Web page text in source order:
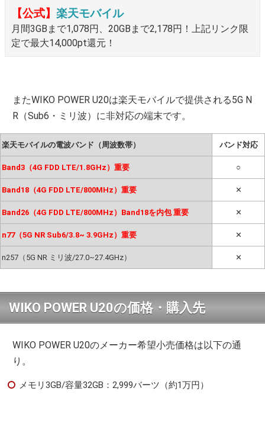
【公式】 楽天モバイル
月間3GBまで1,078円、20GBまで2,178円！上記リンク限
定で最大14,000pt還元！
またWIKO POWER U20は楽天モバイルで提供される5G N
R（Sub6・ミリ波）に非対応の端末です。
楽天モバイルの電波バンド（周波数帯） バンド対応
Band3（4G FDD LTE/1.8GHz）重要 ○
Band18（4G FDD LTE/800MHz）重要 ✕
Band26（4G FDD LTE/800MHz）Band18を内包 重要 ✕
n77（5G NR Sub6/3.8~ 3.9GHz）重要 ✕
n257（5G NR ミリ波/27.0~27.4GHz） ✕
WIKO POWER U20の価格・購入先
WIKO POWER U20のメーカー希望小売価格は以下の通
り。
メモリ3GB/容量32GB：2,999バーツ（約1万円）